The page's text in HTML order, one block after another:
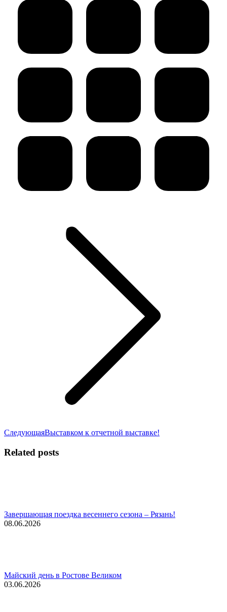
СледующаяСледующая
Выставком к отчетной выставке!
Related posts
Завершающая поездка весеннего сезона – Рязань!
08.06.2026
Майский день в Ростове Великом
03.06.2026